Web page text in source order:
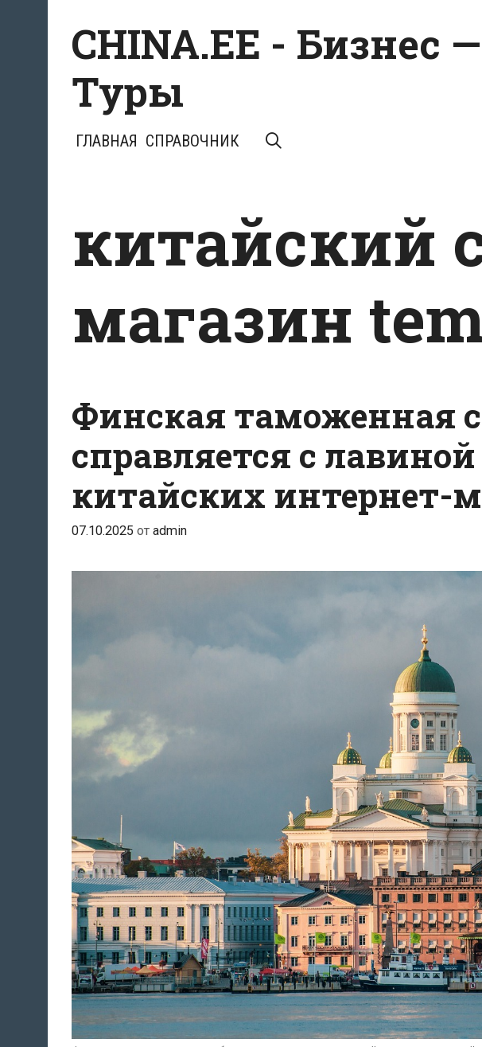
содержимому
CHINA.EE - Бизнес
Туры
ГЛАВНАЯ СПРАВОЧНИК
китайский
магазин
Финская таможенная
справляется с
китайских интернет-
07.10.2025 от admin